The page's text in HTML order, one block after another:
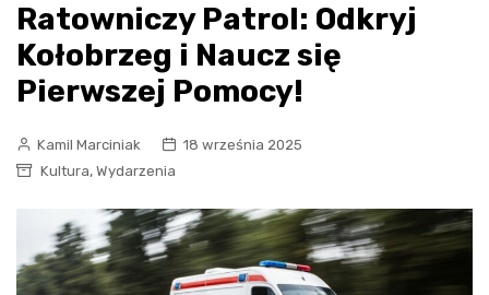
Ratowniczy Patrol: Odkryj
Kołobrzeg i Naucz się
Pierwszej Pomocy!
Kamil Marciniak
18 września 2025
Kultura, Wydarzenia